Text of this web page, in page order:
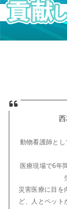
動物看護師と
医療現場で6年
災害医療に目を
ど、人とペット